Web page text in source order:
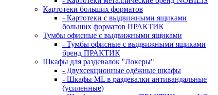
Картотеки больших форматов
- Картотеки с выдвижными ящиками
больших форматов ПРАКТИК
Тумбы офисные с выдвижными ящиками
- Тумбы офисные с выдвижными ящиками
бренд ПРАКТИК
Шкафы для раздевалок "Локеры"
- Двухсекционные одёжные шкафы
- Шкафы ML в раздевалки антивандальные
(усиленные)